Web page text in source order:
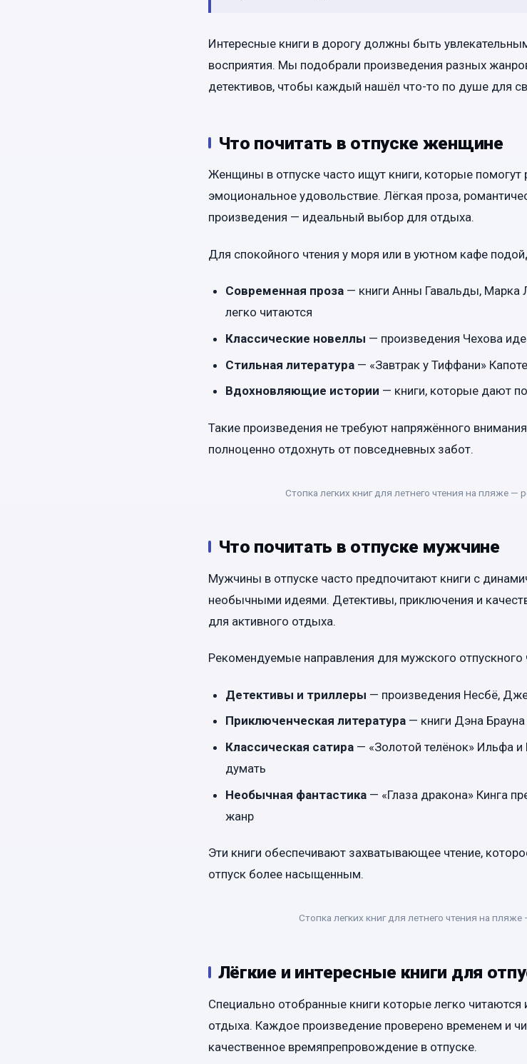
Интересные книги в дорогу должны быть
восприятия. Мы подобрали произведения разных
детективов, чтобы каждый нашёл что-то по душе для
Что почитать в отпуске женщине
Женщины в отпуске часто ищут книги, которые помогут
эмоциональное удовольствие. Лёгкая проза,
произведения — идеальный выбор для отдыха.
Для спокойного чтения у моря или в уютном кафе
Современная проза — книги Анны Гавальды,
легко читаются
Классические новеллы — произведения Чехова
Стильная литература — «Завтрак у Тиффани»
Вдохновляющие истории — книги, которые дают
Такие произведения не требуют напряжённого
полноценно отдохнуть от повседневных забот.
Стопка легких книг для летнего чтения на пляже —
Что почитать в отпуске мужчине
Мужчины в отпуске часто предпочитают книги с
необычными идеями. Детективы, приключения и
для активного отдыха.
Рекомендуемые направления для мужского отпускного
Детективы и триллеры — произведения Несбё,
Приключенческая литература — книги Дэна
Классическая сатира — «Золотой телёнок» Ильфа и
думать
Необычная фантастика — «Глаза дракона» Кинга
жанр
Эти книги обеспечивают захватывающее чтение,
отпуск более насыщенным.
Стопка легких книг для летнего чтения на
Лёгкие и интересные книги для
Специально отобранные книги которые легко
отдыха. Каждое произведение проверено временем и
качественное времяпрепровождение в отпуске.